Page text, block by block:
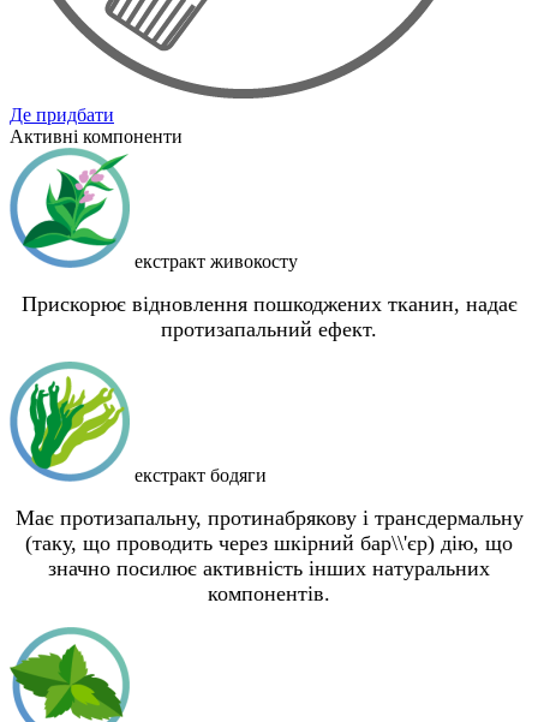
Де придбати
Активні компоненти
екстракт живокосту
Прискорює відновлення пошкоджених тканин, надає
протизапальний ефект.
екстракт бодяги
Має протизапальну, протинабрякову і трансдермальну
(таку, що проводить через шкірний бар\\'єр) дію, що
значно посилює активність інших натуральних
компонентів.